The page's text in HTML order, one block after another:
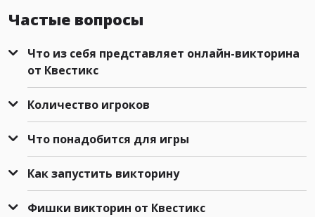
Частые вопросы
Что из себя представляет онлайн-викторина
от Квестикс
Количество игроков
Что понадобится для игры
Как запустить викторину
Фишки викторин от Квестикс